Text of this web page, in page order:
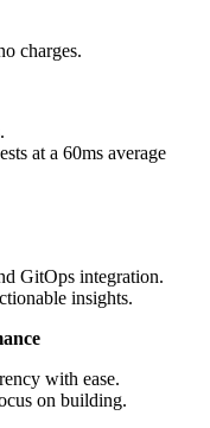
charges.
at a 60ms average
GitOps integration.
insights.
with ease.
on building.